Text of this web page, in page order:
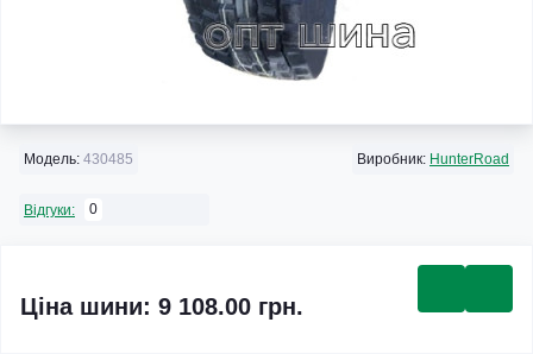
Модель: 430485 Виробник: HunterRoad
Відгуки: 0
Ціна шини: 9 108.00 грн.